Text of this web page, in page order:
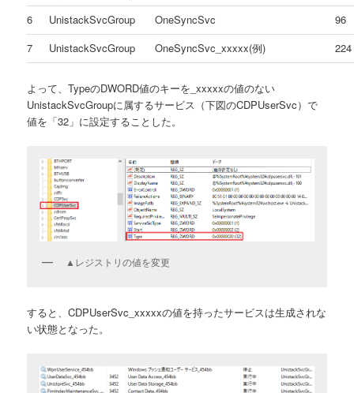
6
UnistackSvcGroup OneSyncSvc
96
7
UnistackSvcGroup OneSyncSvc_xxxxx(例) 224
よって、TypeのDWORD値のキーを_xxxxxの値のない
UnistackSvcGroupに属するサービス（下図のCDPUserSvc）で
値を「32」に設定することした。
▲レジストリの値を変更
すると、CDPUserSvc_xxxxxの値を持ったサービスは生成されな
い状態となった。